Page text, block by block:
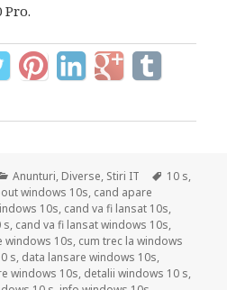
Categories
Anunturi, Diverse, Stiri IT Tags
10 s,
windows 10s, cand apare
10s, cand va fi lansat 10s,
s, cand va fi lansat windows 10s,
windows 10s, cum trec la windows
s, data lansare windows 10s,
windows 10s, detalii windows 10 s,